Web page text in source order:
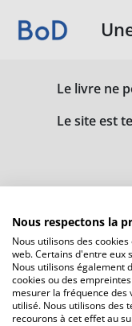
Le livre ne
Le site est
Nous respectons la
Nous utilisons des
web. Certains d'entre eux
Nous utilisons également
cookies ou des
mesurer la fréquence
utilisé. Nous utilisons des
recourons à cet effet au